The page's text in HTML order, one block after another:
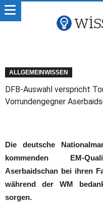
ALLGEMEINWISSEN
DFB-Auswahl verspricht
Vorrundengegner
Die deutsche
kommenden EM-
Aserbaidschan bei ihren
während der WM
sorgen.